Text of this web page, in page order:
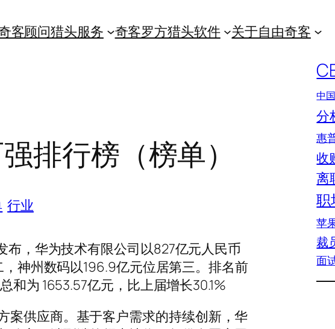
客顾问猎头服务 奇客罗方猎头软件 关于自由奇客
排行榜（榜单）
行业
布，华为技术有限公司以827亿元人民币
神州数码以196.9亿元位居第三。排名前
为 1653.57亿元，比上届增长30.1%
案供应商。基于客户需求的持续创新，华
中
分
惠
收
离
职
苹
裁
面